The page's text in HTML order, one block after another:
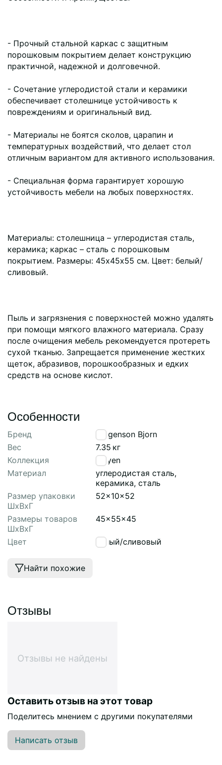
- Прочный стальной каркас с защитным
порошковым покрытием делает конструкцию
практичной, надежной и долговечной.
- Сочетание углеродистой стали и керамики
обеспечивает столешнице устойчивость к
повреждениям и оригинальный вид.
- Материалы не боятся сколов, царапин и
температурных воздействий, что делает стол
отличным вариантом для активного использования.
- Специальная форма гарантирует хорошую
устойчивость мебели на любых поверхностях.
Материалы: столешница – углеродистая сталь,
керамика; каркас – сталь с порошковым
покрытием. Размеры: 45х45х55 см. Цвет: белый/
сливовый.
Пыль и загрязнения с поверхностей можно удалять
при помощи мягкого влажного материала. Сразу
после очищения мебель рекомендуется протереть
сухой тканью. Запрещается применение жестких
щеток, абразивов, порошкообразных и едких
средств на основе кислот.
Особенности
Бренд
Bergenson Bjorn
Вес
7.35 кг
Коллекция
Mayen
Материал
углеродистая сталь,
керамика, сталь
Размер упаковки
ШхВхГ
52x10x52
Размеры товаров
ШхВхГ
45x55x45
Цвет белый/сливовый
Найти похожие
Отзывы
Отзывы не найдены
Оставить отзыв на этот товар
Поделитесь мнением с другими покупателями
Написать отзыв